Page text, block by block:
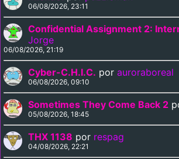
06/08/2026, 23:11
Confidential Assignment 2:
Jorge
06/08/2026, 21:19
Cyber-C.H.I.C. por auroraboreal
06/08/2026, 09:10
Sometimes They Come Back 2
05/08/2026, 18:45
THX 1138 por respag
04/08/2026, 22:21